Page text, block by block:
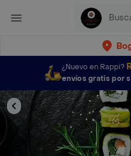
¿Nuevo en Rappi?
envíos gratis por